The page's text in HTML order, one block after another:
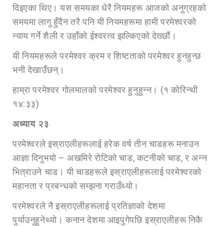
दिइएका थिए। यस समयका धेरै नियमहरू आजको अनुग्रहको
समयमा लागु हुँदैन तरै पनि यी नियमहरूमा हामी परमेश्वरको
न्याय गर्ने शैली र उहाँको ईश्वरत्व झल्किएको देख्छौं।
यी नियमहरूले परमेश्वर क्रम र शिष्टताको परमेश्वर हुनहुन्छ
भनी देखाउँछन्।
हाम्रा परमेश्वर गोलमालको परमेश्वर हुनुहुन्न। (१ कोरिन्थी
१४:३३)
अध्याय २३
परमेश्वरले इस्राएलीहरूलाई हरेक वर्ष तीन चाडहरू मनाउन
आज्ञा दिनुभयो – अखमिरे रोटिको चाड, कटनीको चाड, र अन्न
भित्राउने चाड। यी चाडहरूले इस्राएलीहरूलाई परमेश्वरको
महानता र प्रबन्धको सम्झना गराउँथ्यो।
परमेश्वरले नै इस्राएलीहरूलाई प्रतिज्ञाको देशमा
पुर्याउनुहुनेथ्यो। कनान देशमा आइपुगेपछि इस्राएलीहरू निकै